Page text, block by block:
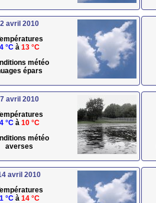
2 avril 2010
4 °Cà 13 °C
météo
épars
7 avril 2010
4 °Cà 10 °C
météo
averses
avril 2010
1 °Cà 14 °C